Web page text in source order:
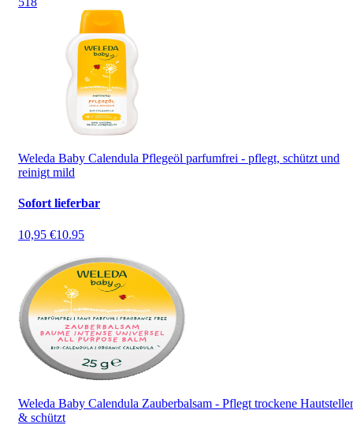
Weleda Baby Calendula Pflegeöl parfumfrei - pflegt, schützt und
reinigt mild
Sofort lieferbar
10,95 €10.95
Weleda Baby Calendula Zauberbalsam - Pflegt trockene
& schützt